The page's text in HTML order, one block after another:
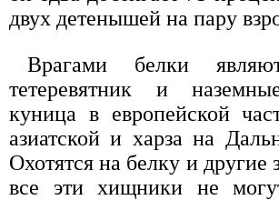
двух детенышей на пару
Врагами белки
тетеревятник и
куница в европейской
азиатской и харза на
Охотятся на белку и другие
все эти хищники не